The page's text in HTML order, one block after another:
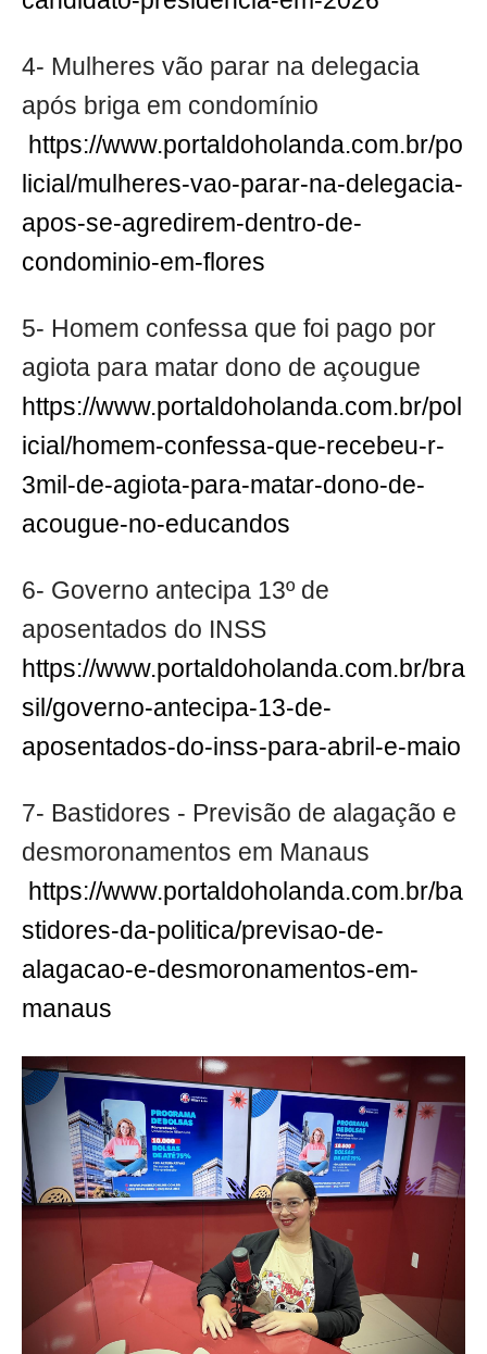
4- Mulheres vão parar na delegacia
após briga em condomínio
https://www.portaldoholanda.com.br/po
licial/mulheres-vao-parar-na-delegacia-
apos-se-agredirem-dentro-de-
condominio-em-flores
5- Homem confessa que foi pago por
agiota para matar dono de açougue
https://www.portaldoholanda.com.br/pol
icial/homem-confessa-que-recebeu-r-
3mil-de-agiota-para-matar-dono-de-
acougue-no-educandos
6- Governo antecipa 13º de
aposentados do INSS
https://www.portaldoholanda.com.br/bra
sil/governo-antecipa-13-de-
aposentados-do-inss-para-abril-e-maio
7- Bastidores - Previsão de alagação e
desmoronamentos em Manaus
https://www.portaldoholanda.com.br/ba
stidores-da-politica/previsao-de-
alagacao-e-desmoronamentos-em-
manaus